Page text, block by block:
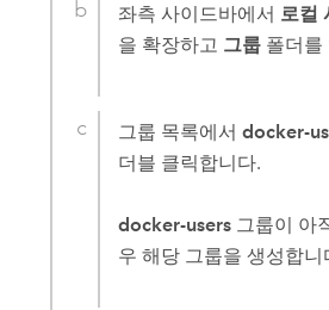
좌측 사이드바에서 로컬
을 확장하고 그룹 폴더를
그룹 목록에서docker-
더블 클릭합니다.
docker-users 그룹이 아
우 해당 그룹을 생성합니